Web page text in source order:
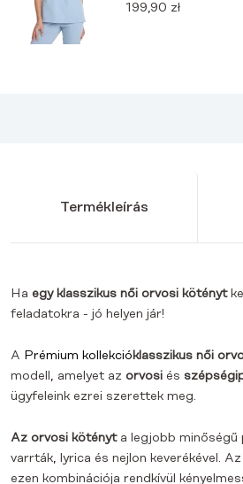
199,90 zł
Termékleírás
Ha egy klasszikus női orvosi kötényt
feladatokra - jó helyen jár!
A Prémium kollekcióklasszikus női
modell, amelyet az orvosi és
ügyfeleink ezrei szerettek meg.
Az orvosi kötényta legjobb minőségű
varrták, lyrica és nejlon keverékével.
ezen kombinációja rendkívül